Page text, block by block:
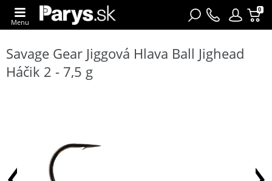
0
Menu
Savage Gear Jiggová Hlava Ball Jighead
Háčik 2 - 7,5 g